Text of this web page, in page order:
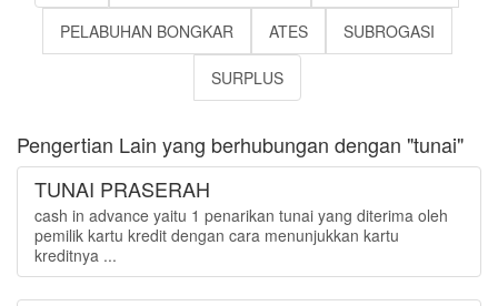
PELABUHAN BONGKAR ATES SUBROGASI
SURPLUS
Pengertian Lain yang berhubungan dengan "tunai"
TUNAI PRASERAH
cash in advance yaitu 1 penarikan tunai yang diterima oleh
pemilik kartu kredit dengan cara menunjukkan kartu
kreditnya ...